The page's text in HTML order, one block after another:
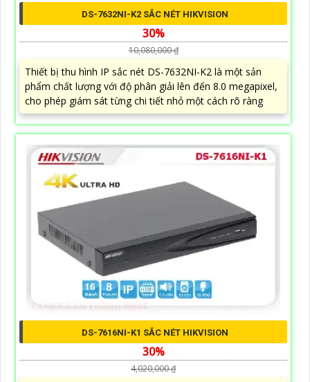
DS-7632NI-K2 SẮC NÉT HIKVISION
30%
10,080,000 ₫
Thiết bị thu hình IP sắc nét DS-7632NI-K2 là một sản
phẩm chất lượng với độ phân giải lên đến 8.0 megapixel,
cho phép giám sát từng chi tiết nhỏ một cách rõ ràng
DS-7616NI-K1 SẮC NÉT HIKVISION
30%
4,020,000 ₫